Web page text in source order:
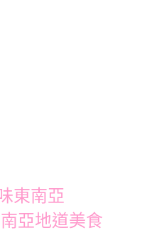
東南亞
亞地道美食